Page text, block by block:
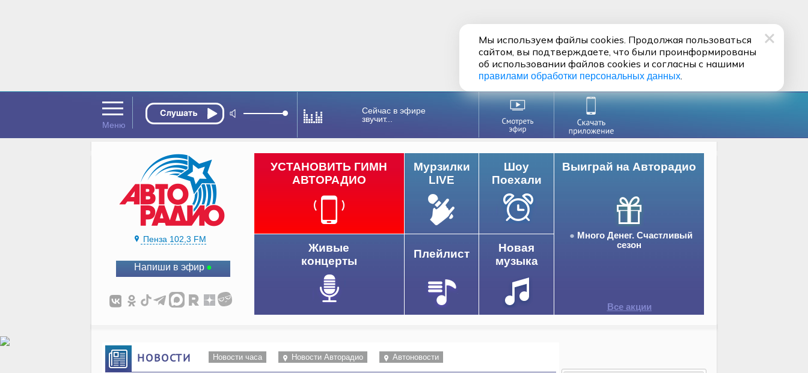
Сейчас в эфире
звучит...
Пенза 102,3 FM
Напиши в эфир
Выиграй на Авторадио
Много Денег. Счастливый
сезон
Все акции
УСТАНОВИТЬ ГИМН
АВТОРАДИО
Мурзилки
LIVE
Шоу
Поехали
Живые
концерты
Плейлист
Новая
музыка
НОВОСТИ Новости часа Новости Авторадио Автоновости
Мы используем файлы cookies. Продолжая пользоваться
сайтом, вы подтверждаете, что были проинформированы
об использовании файлов cookies и согласны с нашими
правилами обработки персональных данных.